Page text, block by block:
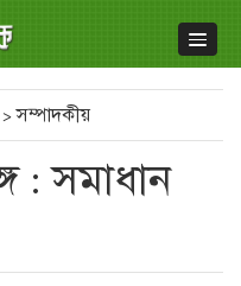
> সম্পাদকীয়
: সমাধান